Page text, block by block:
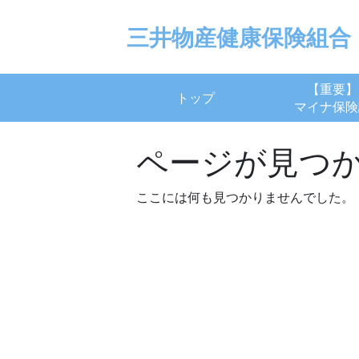
三井物産健康保険組合
トップ
【重要】
マイナ保
ページが見つ
ここには何も見つかりませんでした。